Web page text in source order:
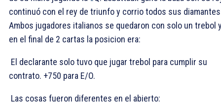
continuó con el rey de triunfo y corrio todos sus
Ambos jugadores italianos se quedaron con solo un trebol
en el final de 2 cartas la posicion era:
El declarante solo tuvo que jugar trebol para cumplir su
contrato. +750 para E/O.
Las cosas fueron diferentes en el abierto: